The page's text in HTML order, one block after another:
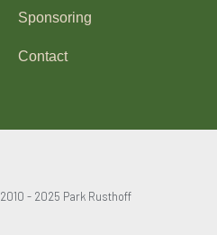
Sponsoring
Contact
2010 - 2025 Park Rusthoff